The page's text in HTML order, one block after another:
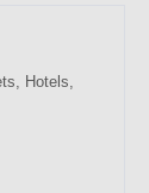
Hotels,